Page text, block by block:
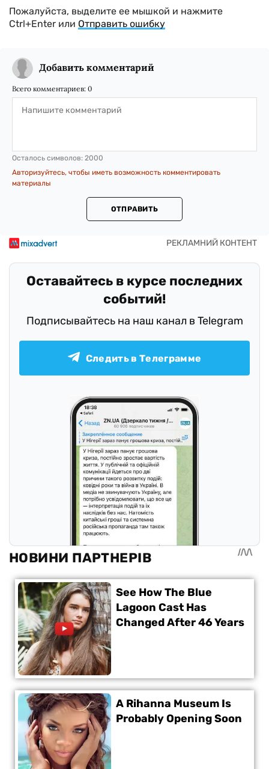
Пожалуйста, выделите ее мышкой и нажмите
Ctrl+Enter или Отправить ошибку
Добавить комментарий
Всего комментариев: 0
Осталось символов: 2000
Авторизуйтесь, чтобы иметь возможность комментировать
материалы
ОТПРАВИТЬ
Оставайтесь в курсе последних
событий!
Подписывайтесь на наш канал в Telegram
Следить в Телеграмме